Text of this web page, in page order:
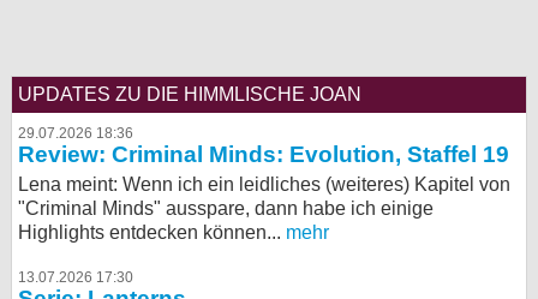
UPDATES ZU DIE HIMMLISCHE JOAN
29.07.2026 18:36
Review: Criminal Minds: Evolution, Staffel 19
Lena meint: Wenn ich ein leidliches (weiteres) Kapitel von
"Criminal Minds" ausspare, dann habe ich einige
Highlights entdecken können... mehr
13.07.2026 17:30